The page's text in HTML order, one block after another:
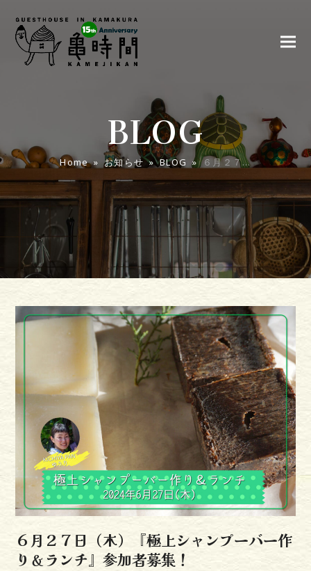
BLOG
Home» お知らせ»BLOG »６月２７…
６月２７日（木）『極上シャンプーバー作
り＆ランチ』参加者募集！